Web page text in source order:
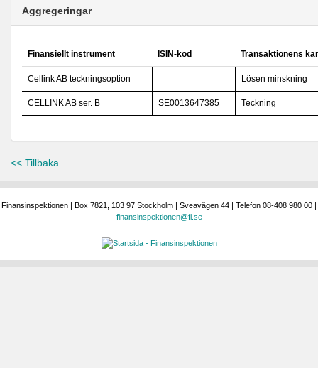
Aggregeringar
Finansiellt instrument ISIN-kod Transaktionens
Cellink AB teckningsoption Lösen minskning
CELLINK AB ser. B SE0013647385 Teckning
<< Tillbaka
Finansinspektionen | Box 7821, 103 97 Stockholm | Sveavägen 44 | Telefon 08-408 980 00 |
finansinspektionen@fi.se